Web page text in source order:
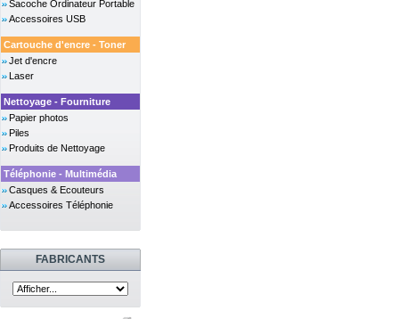
Sacoche Ordinateur Portable
Accessoires USB
Cartouche d'encre - Toner
Jet d'encre
Laser
Nettoyage - Fourniture
Papier photos
Piles
Produits de Nettoyage
Téléphonie - Multimédia
Casques & Ecouteurs
Accessoires Téléphonie
FABRICANTS